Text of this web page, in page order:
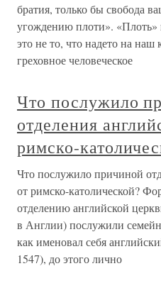
братия, только бы свобода
угождению плоти».
это не то, что надето на наш
греховное человеческое
Что послужило
отделения
римско-
Что послужило причиной
от римско-католической?
отделению английской
в Англии) послужили
как именовал себя
1547), до этого лично